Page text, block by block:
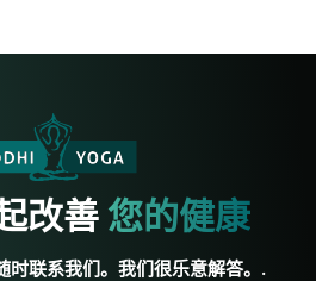
改善 您的健康
时联系我们。我们很乐意解答。.